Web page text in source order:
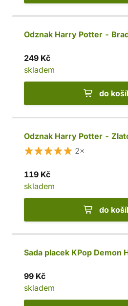
Odznak Harry Potter -
249 Kč
skladem
do
Odznak Harry Potter -
2×
119 Kč
skladem
do
Sada placek KPop Demon
99 Kč
skladem